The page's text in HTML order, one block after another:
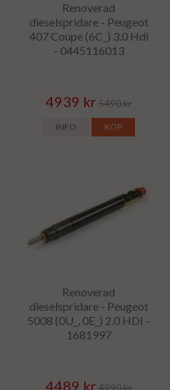
Renoverad
dieselspridare - Peugeot
407 Coupe (6C_) 3.0 Hdi
- 0445116013
4939 kr 5490 kr
INFO KÖP
Renoverad
dieselspridare - Peugeot
5008 (0U_, 0E_) 2.0 HDI -
1681997
4489 kr